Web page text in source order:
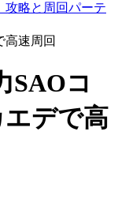
攻略と周回パーテ
高速周回
SAOコ
デで高